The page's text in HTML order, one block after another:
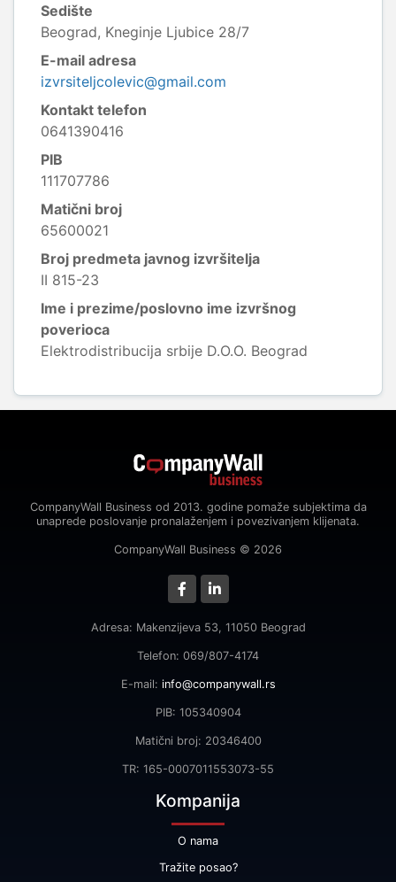
Sedište
Beograd, Kneginje Ljubice 28/7
E-mail adresa
izvrsiteljcolevic@gmail.com
Kontakt telefon
0641390416
PIB
111707786
Matični broj
65600021
Broj predmeta javnog izvršitelja
II 815-23
Ime i prezime/poslovno ime izvršnog
poverioca
Elektrodistribucija srbije D.O.O. Beograd
CompanyWall Business od 2013. godine pomaže subjektima da
unaprede poslovanje pronalaženjem i povezivanjem klijenata.
CompanyWall Business © 2026
Adresa: Makenzijeva 53, 11050 Beograd
Telefon: 069/807-4174
E-mail: info@companywall.rs
PIB: 105340904
Matični broj: 20346400
TR: 165-0007011553073-55
Kompanija
O nama
Tražite posao?